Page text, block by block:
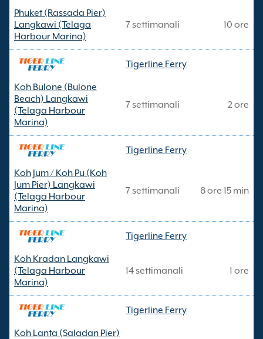
Phuket (Rassada Pier)
Langkawi (Telaga
Harbour Marina)
7 settimanali 10 ore
Tigerline Ferry
Koh Bulone (Bulone
Beach) Langkawi
(Telaga Harbour
Marina)
7 settimanali 2 ore
Tigerline Ferry
Koh Jum / Koh Pu (Koh
Jum Pier) Langkawi
(Telaga Harbour
Marina)
7 settimanali 8 ore 15 min
Tigerline Ferry
Koh Kradan Langkawi
(Telaga Harbour
Marina)
14 settimanali 1 ore
Tigerline Ferry
Koh Lanta (Saladan Pier)